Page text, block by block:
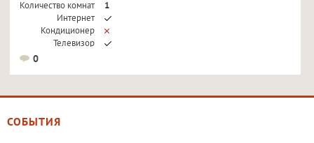
Количество комнат
1
Интернет
Кондиционер
Телевизор
0
СОБЫТИЯ